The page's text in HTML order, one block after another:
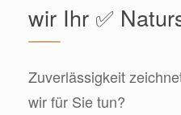
wir Ihr ✅
Zuverlässigkeit
wir für Sie tun?